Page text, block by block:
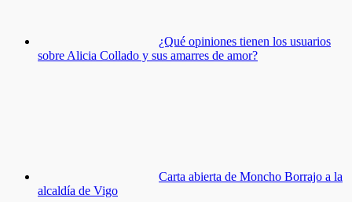
¿Qué opiniones tienen los usuarios
sobre Alicia Collado y sus amarres de amor?
Carta abierta de Moncho Borrajo a la
alcaldía de Vigo